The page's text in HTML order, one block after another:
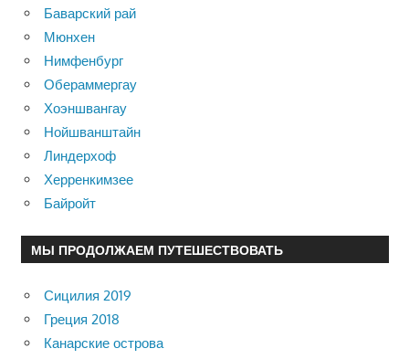
Баварский рай
Мюнхен
Нимфенбург
Обераммергау
Хоэншвангау
Нойшванштайн
Линдерхоф
Херренкимзее
Байройт
МЫ ПРОДОЛЖАЕМ ПУТЕШЕСТВОВАТЬ
Сицилия 2019
Греция 2018
Канарские острова